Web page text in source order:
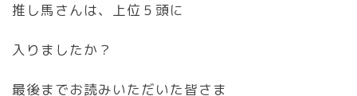
推し馬さんは、上位５頭に
入りましたか？
最後までお読みいただいた皆さま